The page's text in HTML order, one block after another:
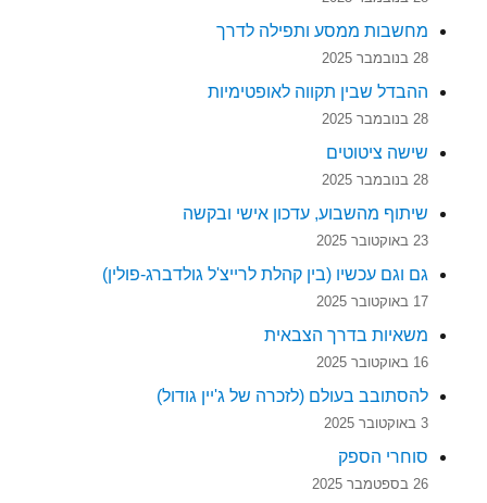
מחשבות ממסע ותפילה לדרך
28 בנובמבר 2025
ההבדל שבין תקווה לאופטימיות
28 בנובמבר 2025
שישה ציטוטים
28 בנובמבר 2025
שיתוף מהשבוע, עדכון אישי ובקשה
23 באוקטובר 2025
גם וגם עכשיו (בין קהלת לרייצ'ל גולדברג-פולין)
17 באוקטובר 2025
משאיות בדרך הצבאית
16 באוקטובר 2025
להסתובב בעולם (לזכרה של ג'יין גודול)
3 באוקטובר 2025
סוחרי הספק
26 בספטמבר 2025